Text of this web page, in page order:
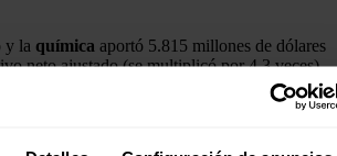
y la química aportó 5.815 millones de dólares
neto ajustado (se multiplicó por 4,3 veces)
y servicios 1.216 millones (un 7 % más).